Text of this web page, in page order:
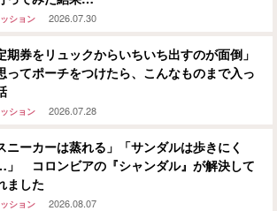
ション 2026.07.30
期券をリュックからいちいち出すのが面倒」
ってポーチをつけたら、こんなものまで入っ
ション 2026.07.28
ニーカーは蒸れる」「サンダルは歩きにく
」 コロンビアの『シャンダル』が解決して
ました
ション 2026.08.07